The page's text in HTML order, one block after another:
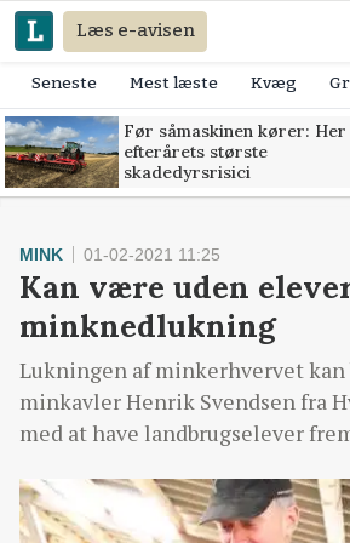
Læs e-avisen
Seneste Mest læste Kvæg
Før såmaskinen kører:
efterårets største
skadedyrsrisici
MINK 01-02-2021 11:25
Kan være uden
minknedlukning
Lukningen af minkerhvervet kan
minkavler Henrik Svendsen fra
med at have landbrugselever